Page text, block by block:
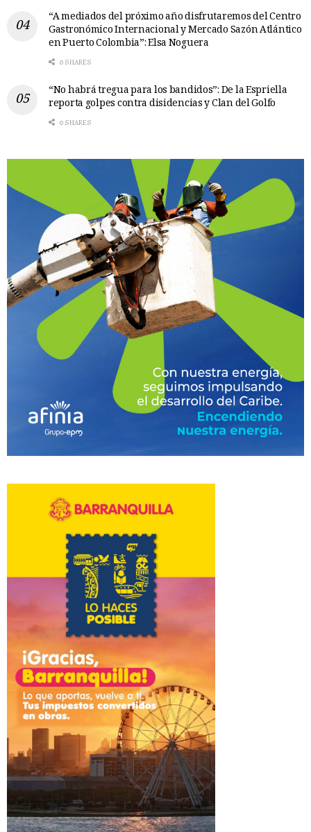
“A mediados del próximo año disfrutaremos del Centro
Gastronómico Internacional y Mercado Sazón Atlántico
en Puerto Colombia”: Elsa Noguera
0 SHARES
“No habrá tregua para los bandidos”: De la Espriella
reporta golpes contra disidencias y Clan del Golfo
0 SHARES